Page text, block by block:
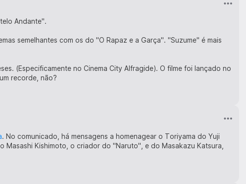
Andante".
semelhantes com os do "O Rapaz e a Garça". "Suzume" é mais
(Especificamente no Cinema City Alfragide). O filme foi lançado no
recorde, não?
. No comunicado, há mensagens a homenagear o Toriyama do Yuji
Kishimoto, o criador do "Naruto", e do Masakazu Katsura,